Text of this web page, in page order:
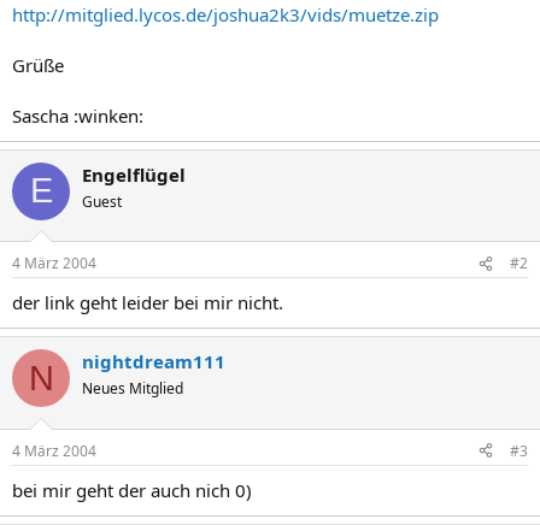
http://mitglied.lycos.de/joshua2k3/vids/muetze.zip
Grüße
Sascha :winken:
E Engelflügel
Guest
4 März 2004 #2
der link geht leider bei mir nicht.
N nightdream111
Neues Mitglied
4 März 2004 #3
bei mir geht der auch nich 0)